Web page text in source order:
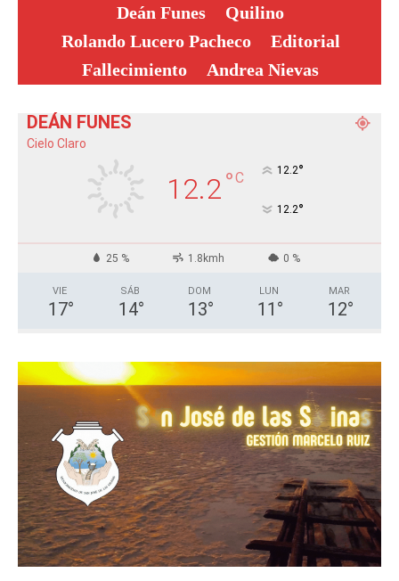
Deán Funes
Quilino
Rolando Lucero Pacheco
Editorial
Fallecimiento
Andrea Nievas
DEÁN FUNES
Cielo Claro
12.2°C 12.2°
12.2°
25 % 1.8kmh 0 %
VIE
17°
SÁB
14°
DOM
13°
LUN
11 °
MAR
12°